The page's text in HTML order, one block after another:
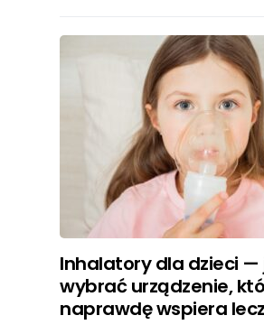
Inhalatory dla dzieci —
wybrać urządzenie,
naprawdę wspiera